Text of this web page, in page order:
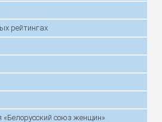
рейтингах
союз женщин»